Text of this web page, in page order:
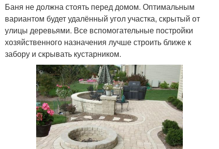
Баня не должна стоять перед домом. Оптимальным
вариантом будет удалённый угол участка, скрытый от
улицы деревьями. Все вспомогательные постройки
хозяйственного назначения лучше строить ближе к
забору и скрывать кустарником.